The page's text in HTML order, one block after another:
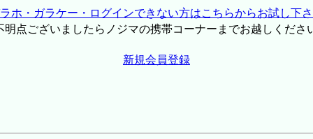
ホ・ガラケー・ログインできない方はこちらからお試し下
点ございましたらノジマの携帯コーナーまでお越しくださ
新規会員登録